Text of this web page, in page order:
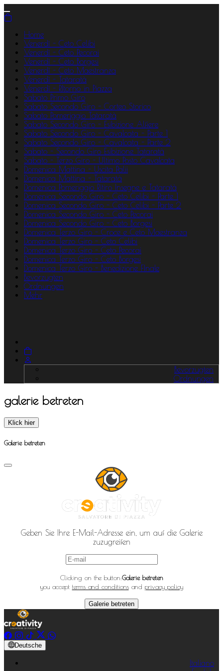
Home
Venerdì - Ceto Celibi
Venerdì - Ceto Pecorai
Venerdì - Ceto Borgesi
Venerdì - Ceto Maestranza
Venerdì - Tataratà
Venerdì - RItorno in Piazza
Sabato Primo Giro
Sabato Secondo Giro - Corteo Storico
Sabato Pomeriggio Tataratà
Sabato Secondo Giro - Esibizione Alfiere
Sabato Secondo Giro - Cavalcata - Parte 1
Sabato Secondo Giro - Cavalcata - Parte 2
Sabato - Secondo Giro Esibizione Tataratà
Sabato - Terzo Giro - Ultimo Posto Cavalcata
Domenica Mattina - Uscita Palii
Domenica Mattina - Tataratà
Domenica Pomeriggio Ritiro Insegne e Tataratà
Domenica Secondo Giro - Ceto Celibi - Parte 1
Domenica Secondo Giro - Ceto Celibi - Parte 2
Domenica Secondo Giro - Ceto Pecorai
Domenica Secondo Giro - Ceto Borgesi
Domenica Terzo Giro - Croce e Ceto Maestranza
Domenica Terzo Giro - Ceto Celibi
Domenica Terzo Giro - Ceto Pecorai
Domenica Terzo Giro - Ceto Borgesi
Domenica Terzo Giro - Benedizione FInale
Bevorzugten
Ordnungen
Mehr
Bevorzugten
Ordnungen
galerie betreten
Klick hier
Galerie betreten
Geben Sie Ihre E-Mail-Adresse ein, um auf die Galerie
zuzugreifen
Clicking on the button:Galerie betreten
you accept terms and conditionsand privacy policy
Galerie betreten
Deutsche
Italiano